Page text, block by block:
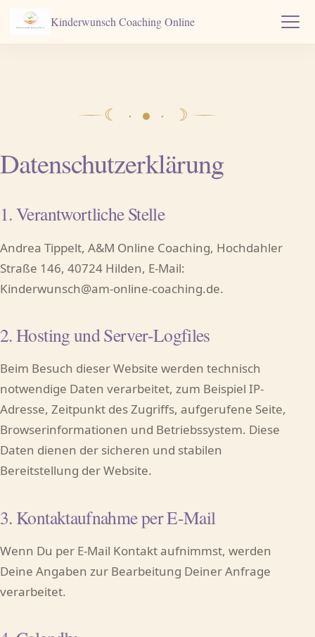
Kinderwunsch Coaching Online
☾ · ● · ☽
Datenschutzerklärung
1. Verantwortliche Stelle
Andrea Tippelt, A&M Online Coaching, Hochdahler
Straße 146, 40724 Hilden, E-Mail:
Kinderwunsch@am-online-coaching.de.
2. Hosting und Server-Logfiles
Beim Besuch dieser Website werden technisch
notwendige Daten verarbeitet, zum Beispiel IP-
Adresse, Zeitpunkt des Zugriffs, aufgerufene Seite,
Browserinformationen und Betriebssystem. Diese
Daten dienen der sicheren und stabilen
Bereitstellung der Website.
3. Kontaktaufnahme per E-Mail
Wenn Du per E-Mail Kontakt aufnimmst, werden
Deine Angaben zur Bearbeitung Deiner Anfrage
verarbeitet.